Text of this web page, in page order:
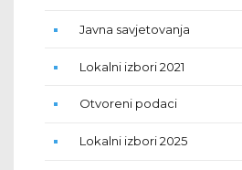
Javna savjetovanja
Lokalni izbori 2021
Otvoreni podaci
Lokalni izbori 2025